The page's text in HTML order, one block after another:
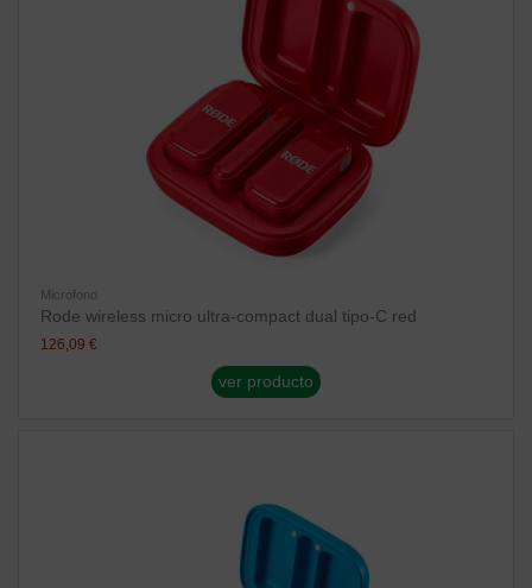
Microfono
Rode wireless micro ultra-compact dual tipo-C red
126,09 €
ver producto